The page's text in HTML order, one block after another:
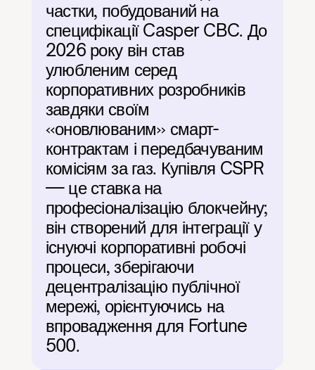
частки, побудований на
специфікації Casper CBC. До
2026 року він став
улюбленим серед
корпоративних розробників
завдяки своїм
«оновлюваним» смарт-
контрактам і передбачуваним
комісіям за газ. Купівля CSPR
— це ставка на
професіоналізацію блокчейну;
він створений для інтеграції у
існуючі корпоративні робочі
процеси, зберігаючи
децентралізацію публічної
мережі, орієнтуючись на
впровадження для Fortune
500.